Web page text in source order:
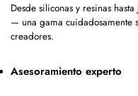
Desde siliconas y resinas
— una gama cuidadosamente
creadores.
Asesoramiento experto